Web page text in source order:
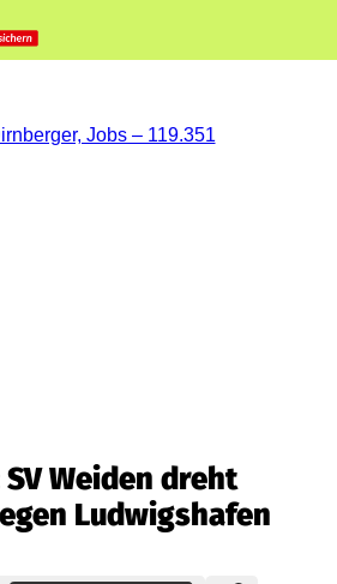
Weiden dreht
Ludwigshafen